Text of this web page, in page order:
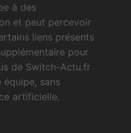
à des
et peut percevoir
liens présents
pour
de Switch-Actu.fr
sans
artificielle.